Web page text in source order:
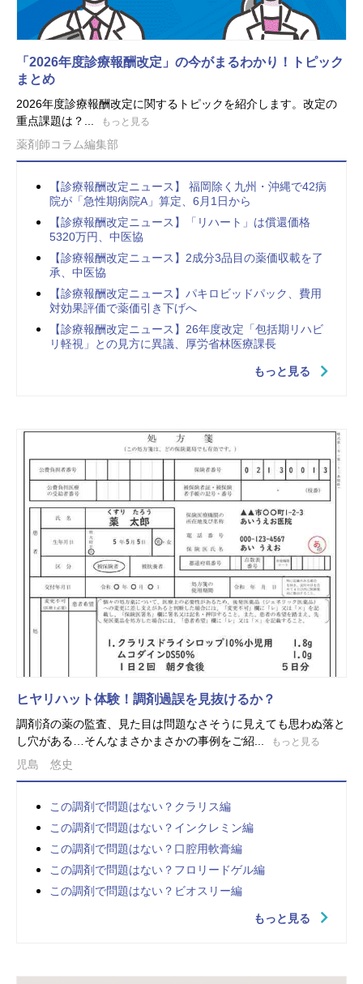
「2026年度診療報酬改定」の今がまるわかり！トピック
まとめ
2026年度診療報酬改定に関するトピックを紹介します。改定の
重点課題は？...
もっと見る
薬剤師コラム編集部
【診療報酬改定ニュース】 福岡除く九州・沖縄で42病
院が「急性期病院A」算定、6月1日から
【診療報酬改定ニュース】「リハート」は償還価格
5320万円、中医協
【診療報酬改定ニュース】2成分3品目の薬価収載を了
承、中医協
【診療報酬改定ニュース】パキロビッドパック、費用
対効果評価で薬価引き下げへ
【診療報酬改定ニュース】26年度改定「包括期リハビ
リ軽視」との見方に異議、厚労省林医療課長
もっと見る
ヒヤリハット体験！調剤過誤を見抜けるか？
調剤済の薬の監査、見た目は問題なさそうに見えても思わぬ落と
し穴がある…そんなまさかまさかの事例をご紹...
もっと見る
児島 悠史
この調剤で問題はない？クラリス編
この調剤で問題はない？インクレミン編
この調剤で問題はない？口腔用軟膏編
この調剤で問題はない？フロリードゲル編
この調剤で問題はない？ビオスリー編
もっと見る